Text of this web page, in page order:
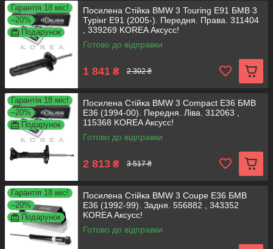
Гарантія 18 міс!
–20%
Подарунок
Посилена Стійка BMW 3 Touring E91 БМВ 3
Турінг E91 (2005-). Передня. Права. 311404
, 339269 KOREA Аксусс!
Готово до відправки
1 841 ₴ 2 302 ₴
Гарантія 18 міс!
–20%
Подарунок
Посилена Стійка BMW 3 Compact E36 БМВ
Е36 (1994-00). Передня. Ліва. 312063 ,
115368 KOREA Аксусс!
Готово до відправки
2 813 ₴ 3 517 ₴
Гарантія 18 міс!
–20%
Подарунок
Посилена Стійка BMW 3 Coupe E36 БМВ
Е36 (1992-99). Задня. 556882 , 343352
KOREA Аксусс!
Готово до відправки